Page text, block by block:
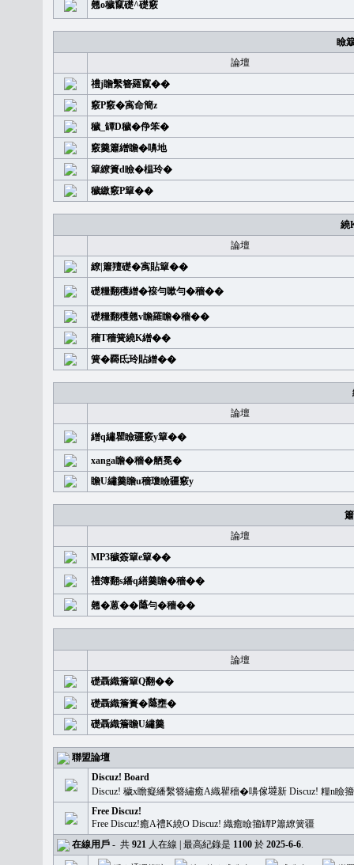
翹o穢竄礎^礎竅
瞼
論壇
禮j瞻繫簪羅竄��
竅P竅�㝢命簡z
穢_罈D穢�鿇笨�
竅羹簫繒瞻�嚊地
簞繚簣d瞼�榅玲�
穢繳竅P簞��
繞
論壇
繚|簫羶礎�㝢貼簞��
礎糧翻穫繒�䙛勻嗽勻�穡��
礎糧翻穫翹v瞻羅瞻�穡��
穡T穡簧繞K繒��
簧�覉氐玲貼繒��
論壇
繒q繡瞿瞼疆竅y簞��
xanga瞻�穡�舾冕�
瞻U繡羹瞻u穡瓊瞼疆竅y
論壇
MP3穢簽簞e簞��
禮簿翻s繙q繕羹瞻�穡��
翹�蒽��𦻕勻�穡��
論壇
礎聶織簷簞Q翻��
礎聶織簷簣�𦻕壅�
礎聶織簷瞻U繡羹
聯盟論壇
Discuz! Board
Discuz! 穢x瞻癡繙繫簪繡癒A織瞿穡�嚊傢𡐿新 Discuz! 糧n
Free Discuz!
Free Discuz!癒A禮K繞O Discuz! 織癒瞼籀罈P簫繚簧疆
在線用戶 - 共 921 人在線 | 最高紀錄是 1100 於 2025-6-6.